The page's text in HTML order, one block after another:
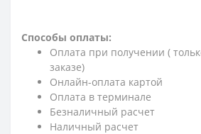
Способы оплаты:
Оплата при получении (
заказе)
Онлайн-оплата картой
Оплата в терминале
Безналичный расчет
Наличный расчет